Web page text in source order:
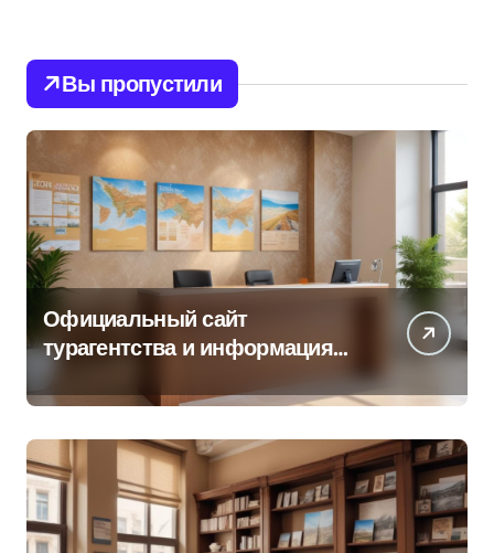
Вы пропустили
Официальный сайт
турагентства и информация